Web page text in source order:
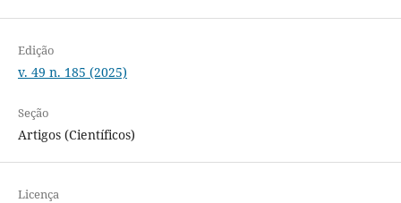
Edição
v. 49 n. 185 (2025)
Seção
Artigos (Científicos)
Licença